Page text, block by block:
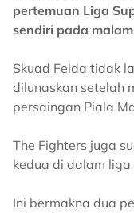
pertemuan Liga
sendiri pada
Skuad Felda tidak
dilunaskan setelah
persaingan Piala
The Fighters juga
kedua di dalam liga
Ini bermakna dua